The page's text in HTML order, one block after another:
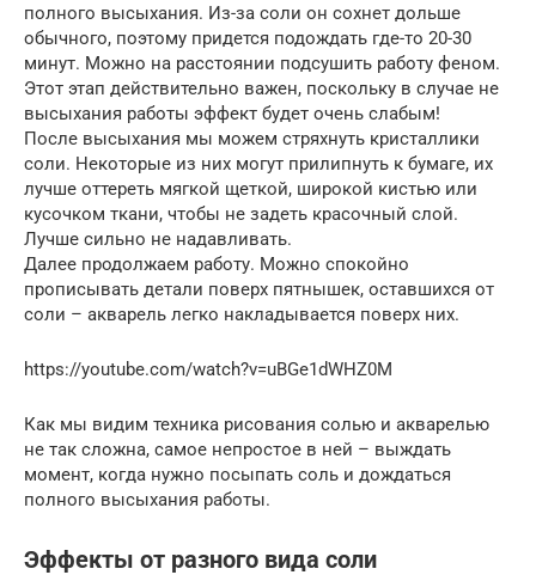
полного высыхания. Из-за соли он сохнет дольше
обычного, поэтому придется подождать где-то 20-30
минут. Можно на расстоянии подсушить работу феном.
Этот этап действительно важен, поскольку в случае не
высыхания работы эффект будет очень слабым!
После высыхания мы можем стряхнуть кристаллики
соли. Некоторые из них могут прилипнуть к бумаге, их
лучше оттереть мягкой щеткой, широкой кистью или
кусочком ткани, чтобы не задеть красочный слой.
Лучше сильно не надавливать.
Далее продолжаем работу. Можно спокойно
прописывать детали поверх пятнышек, оставшихся от
соли – акварель легко накладывается поверх них.
https://youtube.com/watch?v=uBGe1dWHZ0M
Как мы видим техника рисования солью и акварелью
не так сложна, самое непростое в ней – выждать
момент, когда нужно посыпать соль и дождаться
полного высыхания работы.
Эффекты от разного вида соли